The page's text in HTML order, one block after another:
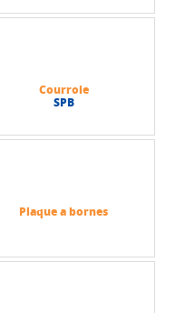
standardisés pour les
réduit permettant
le process
planchette de
selon diamètre de câble
assurant un
Courroie
SPB
Plaque a bornes